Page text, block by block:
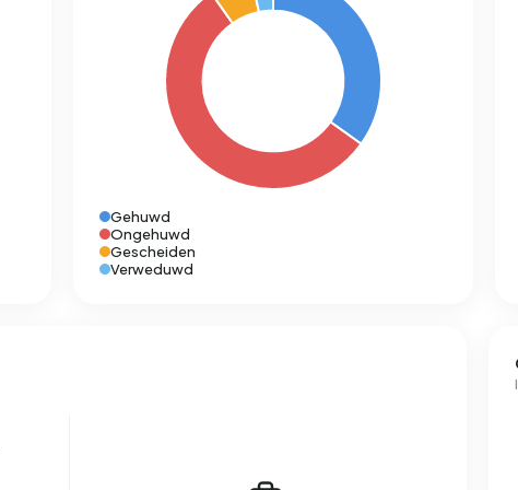
Gehuwd
Ongehuwd
Gescheiden
Verweduwd